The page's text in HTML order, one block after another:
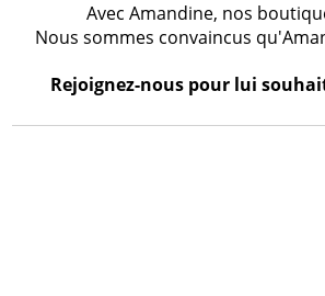
Avec Amandine, nos
Nous sommes convaincus
Rejoignez-nous pour lui